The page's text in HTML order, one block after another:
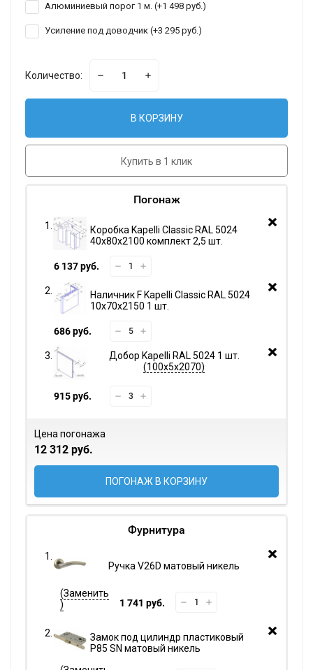
Алюминиевый порог 1 м. (+1 498 руб.)
Усиление под доводчик (+3 295 руб.)
Количество:
В КОРЗИНУ
Купить в 1 клик
Погонаж
Коробка Kapelli Classic RAL 5024
40х80х2100 комплект 2,5 шт.
6 137 руб.
Наличник F Kapelli Classic RAL 5024
10х70х2150 1 шт.
686 руб.
Добор Kapelli RAL 5024 1 шт.
100х5х2070
915 руб.
Цена погонажа
12 312 руб.
ПОГОНАЖ В КОРЗИНУ
Фурнитура
Ручка V26D матовый никель
1 741 руб.
Замок под цилиндр пластиковый
P85 SN матовый никель